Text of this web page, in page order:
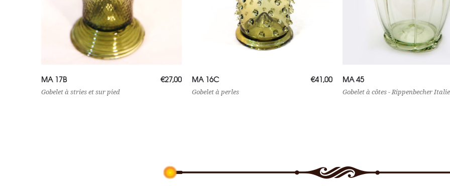
Lire la suite
MA 17B €27,00
Gobelet à stries et sur pied
Lire la suite
MA 16C €41,00
Gobelet à perles
MA 45
Gobelet à côtes - Rippenbecher Italie